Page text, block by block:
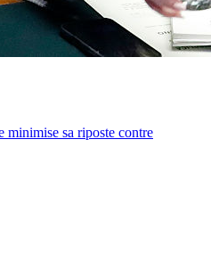
sa riposte contre